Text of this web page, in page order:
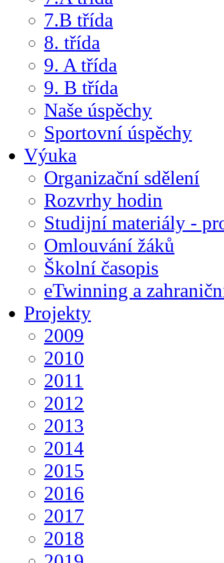
7.B třída
8. třída
9. A třída
9. B třída
Naše úspěchy
Sportovní úspěchy
Výuka
Organizační sdělení
Rozvrhy hodin
Studijní materiály -
Omlouvání žáků
Školní časopis
eTwinning a
Projekty
2009
2010
2011
2012
2013
2014
2015
2016
2017
2018